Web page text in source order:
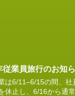
従業員旅行のお知
は6/11–6/15の間、社
休止し、6/16から通